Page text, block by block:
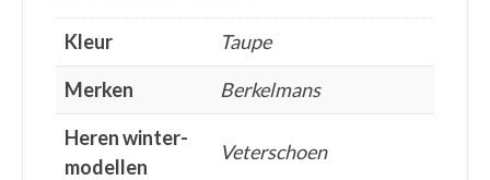
Kleur
Taupe
Merken
Berkelmans
Heren winter-
modellen
Veterschoen